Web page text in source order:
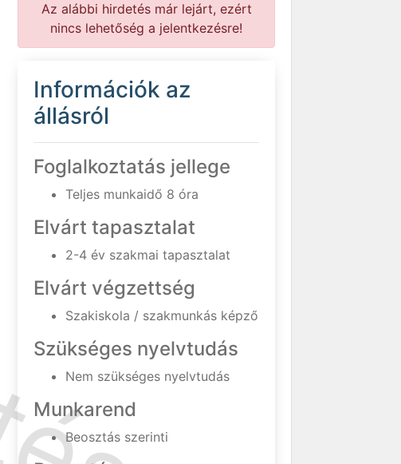
Az alábbi hirdetés már lejárt, ezért
nincs lehetőség a jelentkezésre!
Információk az
állásról
Foglalkoztatás jellege
Teljes munkaidő 8 óra
Elvárt tapasztalat
2-4 év szakmai tapasztalat
Elvárt végzettség
Szakiskola / szakmunkás képző
Szükséges nyelvtudás
Nem szükséges nyelvtudás
Munkarend
Beosztás szerinti